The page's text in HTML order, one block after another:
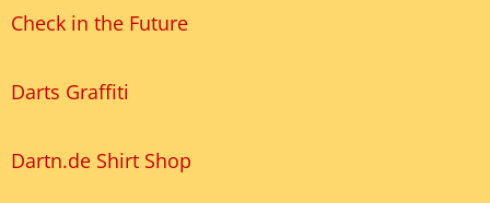
Check in the Future
Darts Graffiti
Dartn.de Shirt Shop